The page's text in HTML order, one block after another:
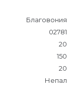
Благовония
02781
20
150
20
Непал